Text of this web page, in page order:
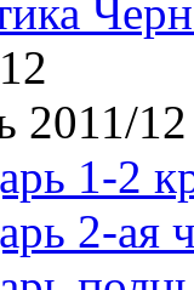
2011/12
1-2
2-ая